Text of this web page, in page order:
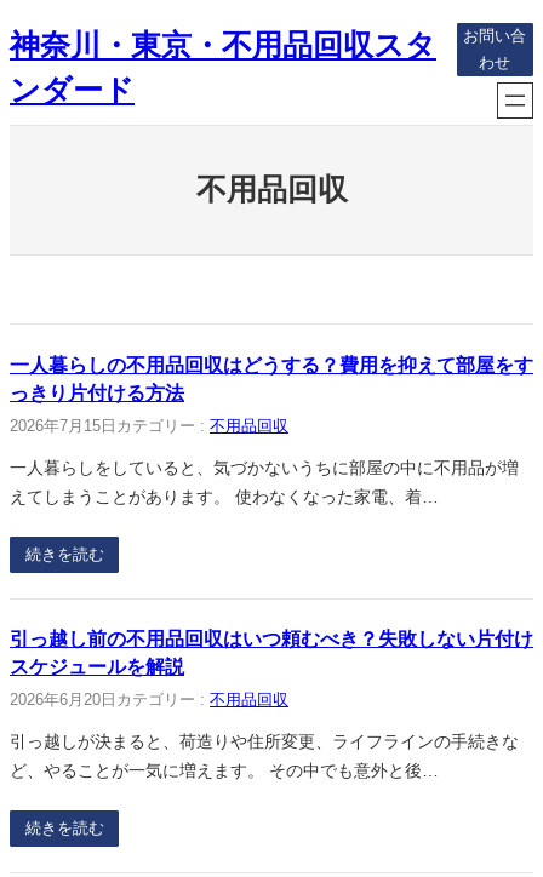
容
を
ス
神奈川・東京・不用品回収スタ
ンダード
お問い合
わせ
不用品回収
一人暮らしの不用品回収はどうする？費用を抑えて部屋をす
っきり片付ける方法
2026年7月15日 カテゴリー : 不用品回収
一人暮らしをしていると、気づかないうちに部屋の中に不用品が増
えてしまうことがあります。 使わなくなった家電、着…
続きを読む
引っ越し前の不用品回収はいつ頼むべき？失敗しない片付け
スケジュールを解説
2026年6月20日 カテゴリー : 不用品回収
引っ越しが決まると、荷造りや住所変更、ライフラインの手続きな
ど、やることが一気に増えます。 その中でも意外と後…
続きを読む